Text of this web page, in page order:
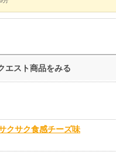
エスト商品をみる
クサク食感チーズ味